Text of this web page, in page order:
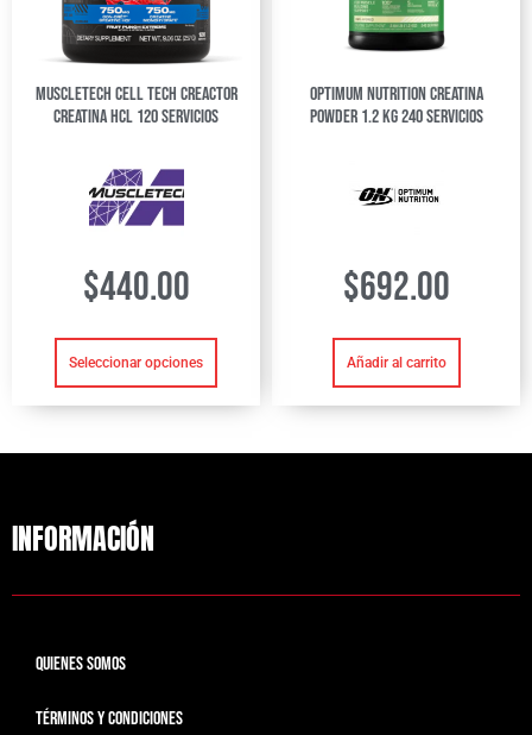
Muscletech Cell Tech Creactor
Creatina HCL 120 servicios
$440.00
Seleccionar opciones
Optimum Nutrition Creatina
Powder 1.2 kg 240 Servicios
$692.00
Añadir al carrito
INFORMACIÓN
QUIENES SOMOS
TÉRMINOS Y CONDICIONES